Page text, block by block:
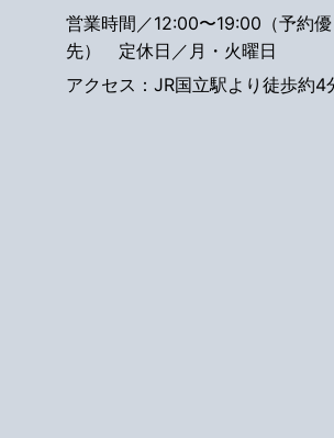
営業時間／12:00〜19:00（予約優
先） 定休日／月・火曜日
アクセス：JR国立駅より徒歩約4